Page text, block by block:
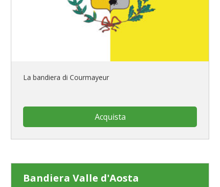
La bandiera di Courmayeur
Acquista
Bandiera Valle d'Aosta